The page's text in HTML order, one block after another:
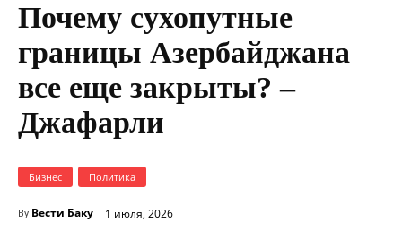
Почему сухопутные
границы Азербайджана
все еще закрыты? –
Джафарли
Бизнес Политика
By Вести Баку 1 июля, 2026